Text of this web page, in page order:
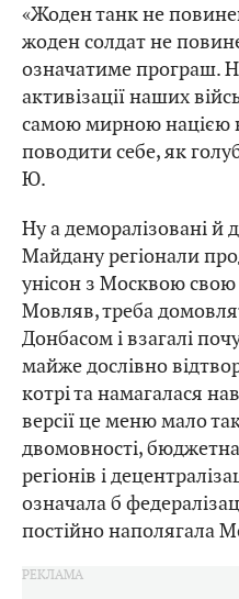
«Жоден танк не
жоден солдат не
означатиме програш.
активізації наших
самою мирною нацією
поводити себе, як
Ю.
Ну а деморалізовані й
Майдану регіонали
унісон з Москвою свою
Мовляв, треба
Донбасом і взагалі
майже дослівно
котрі та намагалася
версії це меню мало
двомовності,
регіонів і
означала б
постійно наполягала